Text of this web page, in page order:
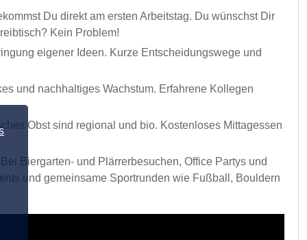
Du direkt am ersten Arbeitstag. Du wünschst Dir
Kein Problem!
eigener Ideen. Kurze Entscheidungswege und
und nachhaltiges Wachstum. Erfahrene Kollegen
Obst sind regional und bio. Kostenloses Mittagessen
Biergarten- und Plärrerbesuchen, Office Partys und
und gemeinsame Sportrunden wie Fußball, Bouldern